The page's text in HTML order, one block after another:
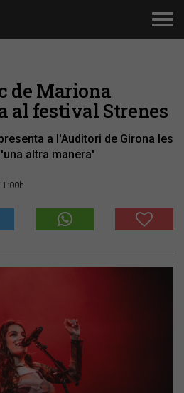
de Mariona
al festival Strenes
a l'Auditori de Girona les
altra manera'